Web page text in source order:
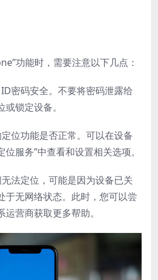
功能时，需要注意以下几点：
密码安全。不要将密码泄露给
锁定设备。
定位功能是否正常。可以在设备
位服务”中查看和设置相关选项。
无法定位，可能是因为设备已关
于无网络状态。此时，您可以尝
营商获取更多帮助。